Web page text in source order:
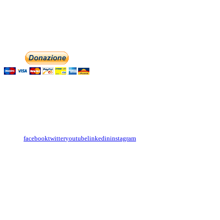
facebooktwitteryoutubelinkedininstagram
English
Italiano